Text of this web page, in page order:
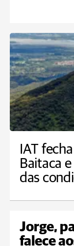
IAT
Baitaca
das
Jorge,
falece